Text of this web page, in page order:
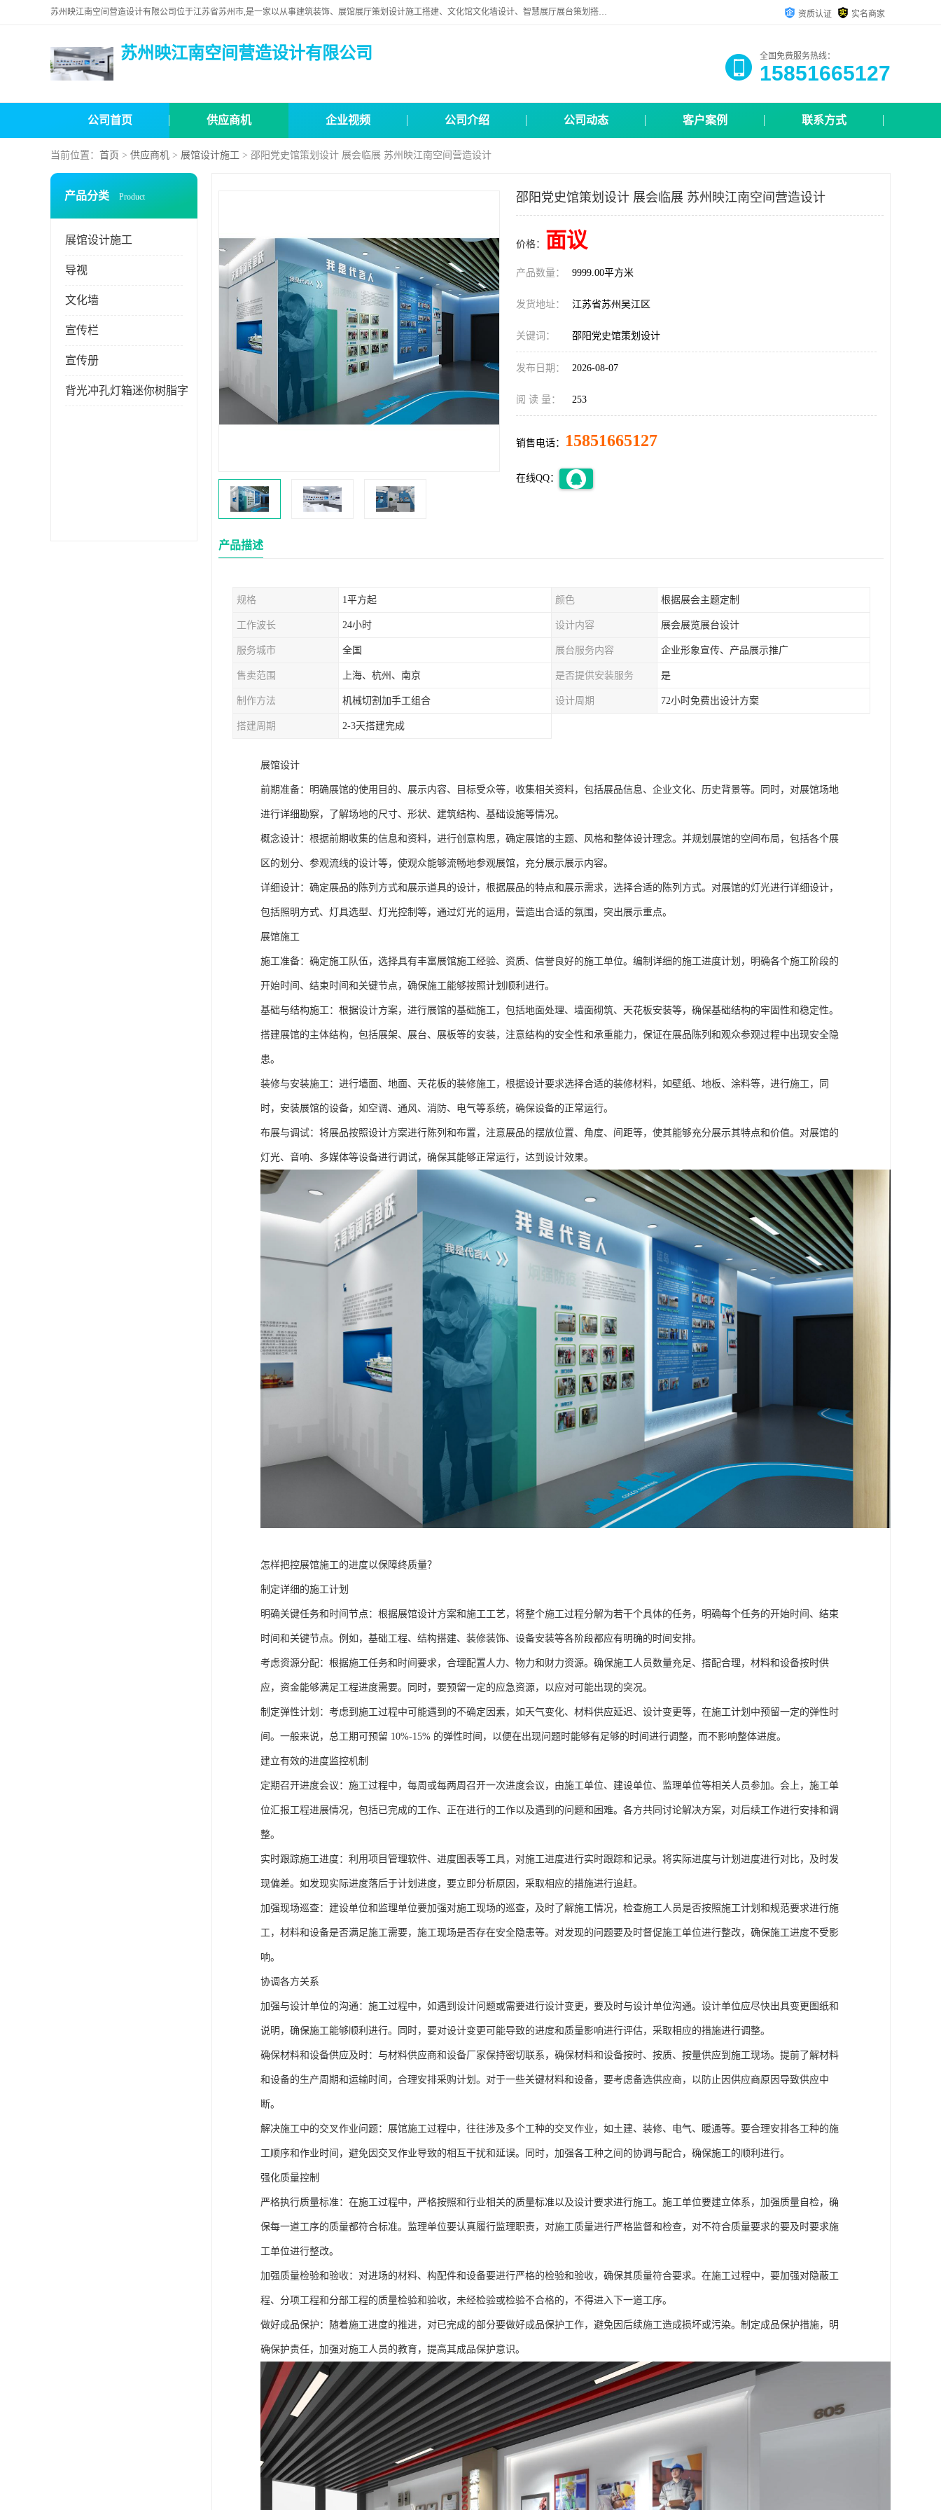
苏州映江南空间营造设计有限公司位于江苏省苏州市,是一家以从事建筑装饰、展馆展厅策划设计施工搭建、文化馆文化墙设计、智慧展厅展台策划搭建和其他建筑装饰装修业为主的企业。 资质认证 实名商家
苏州映江南空间营造设计有限公司 全国免费服务热线：
15851665127
公司首页 供应商机 企业视频 公司介绍 公司动态 客户案例 联系方式
当前位置： 首页 > 供应商机 > 展馆设计施工 > 邵阳党史馆策划设计 展会临展 苏州映江南空间营造设计
产品分类 Product
展馆设计施工
导视
文化墙
宣传栏
宣传册
背光冲孔灯箱迷你树脂字
邵阳党史馆策划设计 展会临展 苏州映江南空间营造设计
价格： 面议
产品数量： 9999.00平方米
发货地址： 江苏省苏州吴江区
关键词： 邵阳党史馆策划设计
发布日期： 2026-08-07
阅 读 量： 253
销售电话： 15851665127
在线QQ：
产品描述
规格 1平方起 颜色 根据展会主题定制
工作波长 24小时 设计内容 展会展览展台设计
服务城市 全国 展台服务内容 企业形象宣传、产品展示推广
售卖范围 上海、杭州、南京 是否提供安装服务 是
制作方法 机械切割加手工组合 设计周期 72小时免费出设计方案
搭建周期 2-3天搭建完成
展馆设计
前期准备：明确展馆的使用目的、展示内容、目标受众等，收集相关资料，包括展品信息、企业文化、历史背景等。同时，对展馆场地
进行详细勘察，了解场地的尺寸、形状、建筑结构、基础设施等情况。
概念设计：根据前期收集的信息和资料，进行创意构思，确定展馆的主题、风格和整体设计理念。并规划展馆的空间布局，包括各个展
区的划分、参观流线的设计等，使观众能够流畅地参观展馆，充分展示展示内容。
详细设计：确定展品的陈列方式和展示道具的设计，根据展品的特点和展示需求，选择合适的陈列方式。对展馆的灯光进行详细设计，
包括照明方式、灯具选型、灯光控制等，通过灯光的运用，营造出合适的氛围，突出展示重点。
展馆施工
施工准备：确定施工队伍，选择具有丰富展馆施工经验、资质、信誉良好的施工单位。编制详细的施工进度计划，明确各个施工阶段的
开始时间、结束时间和关键节点，确保施工能够按照计划顺利进行。
基础与结构施工：根据设计方案，进行展馆的基础施工，包括地面处理、墙面砌筑、天花板安装等，确保基础结构的牢固性和稳定性。
搭建展馆的主体结构，包括展架、展台、展板等的安装，注意结构的安全性和承重能力，保证在展品陈列和观众参观过程中出现安全隐
患。
装修与安装施工：进行墙面、地面、天花板的装修施工，根据设计要求选择合适的装修材料，如壁纸、地板、涂料等，进行施工，同
时，安装展馆的设备，如空调、通风、消防、电气等系统，确保设备的正常运行。
布展与调试：将展品按照设计方案进行陈列和布置，注意展品的摆放位置、角度、间距等，使其能够充分展示其特点和价值。对展馆的
灯光、音响、多媒体等设备进行调试，确保其能够正常运行，达到设计效果。
怎样把控展馆施工的进度以保障终质量？
制定详细的施工计划
明确关键任务和时间节点：根据展馆设计方案和施工工艺，将整个施工过程分解为若干个具体的任务，明确每个任务的开始时间、结束
时间和关键节点。例如，基础工程、结构搭建、装修装饰、设备安装等各阶段都应有明确的时间安排。
考虑资源分配：根据施工任务和时间要求，合理配置人力、物力和财力资源。确保施工人员数量充足、搭配合理，材料和设备按时供
应，资金能够满足工程进度需要。同时，要预留一定的应急资源，以应对可能出现的突况。
制定弹性计划：考虑到施工过程中可能遇到的不确定因素，如天气变化、材料供应延迟、设计变更等，在施工计划中预留一定的弹性时
间。一般来说，总工期可预留 10%-15% 的弹性时间，以便在出现问题时能够有足够的时间进行调整，而不影响整体进度。
建立有效的进度监控机制
定期召开进度会议：施工过程中，每周或每两周召开一次进度会议，由施工单位、建设单位、监理单位等相关人员参加。会上，施工单
位汇报工程进展情况，包括已完成的工作、正在进行的工作以及遇到的问题和困难。各方共同讨论解决方案，对后续工作进行安排和调
整。
实时跟踪施工进度：利用项目管理软件、进度图表等工具，对施工进度进行实时跟踪和记录。将实际进度与计划进度进行对比，及时发
现偏差。如发现实际进度落后于计划进度，要立即分析原因，采取相应的措施进行追赶。
加强现场巡查：建设单位和监理单位要加强对施工现场的巡查，及时了解施工情况，检查施工人员是否按照施工计划和规范要求进行施
工，材料和设备是否满足施工需要，施工现场是否存在安全隐患等。对发现的问题要及时督促施工单位进行整改，确保施工进度不受影
响。
协调各方关系
加强与设计单位的沟通：施工过程中，如遇到设计问题或需要进行设计变更，要及时与设计单位沟通。设计单位应尽快出具变更图纸和
说明，确保施工能够顺利进行。同时，要对设计变更可能导致的进度和质量影响进行评估，采取相应的措施进行调整。
确保材料和设备供应及时：与材料供应商和设备厂家保持密切联系，确保材料和设备按时、按质、按量供应到施工现场。提前了解材料
和设备的生产周期和运输时间，合理安排采购计划。对于一些关键材料和设备，要考虑备选供应商，以防止因供应商原因导致供应中
断。
解决施工中的交叉作业问题：展馆施工过程中，往往涉及多个工种的交叉作业，如土建、装修、电气、暖通等。要合理安排各工种的施
工顺序和作业时间，避免因交叉作业导致的相互干扰和延误。同时，加强各工种之间的协调与配合，确保施工的顺利进行。
强化质量控制
严格执行质量标准：在施工过程中，严格按照和行业相关的质量标准以及设计要求进行施工。施工单位要建立体系，加强质量自检，确
保每一道工序的质量都符合标准。监理单位要认真履行监理职责，对施工质量进行严格监督和检查，对不符合质量要求的要及时要求施
工单位进行整改。
加强质量检验和验收：对进场的材料、构配件和设备要进行严格的检验和验收，确保其质量符合要求。在施工过程中，要加强对隐蔽工
程、分项工程和分部工程的质量检验和验收，未经检验或检验不合格的，不得进入下一道工序。
做好成品保护：随着施工进度的推进，对已完成的部分要做好成品保护工作，避免因后续施工造成损坏或污染。制定成品保护措施，明
确保护责任，加强对施工人员的教育，提高其成品保护意识。